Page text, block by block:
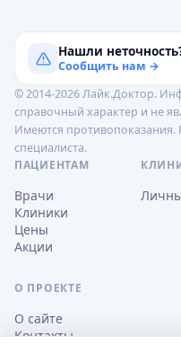
Нашли
Сообщить нам →
© 2014-2026 Лайк.Доктор.
справочный характер и не
Имеются противопоказания.
специалиста.
ПАЦИЕНТАМ
Врачи
Клиники
Цены
Акции
О ПРОЕКТЕ
О сайте
Контакты